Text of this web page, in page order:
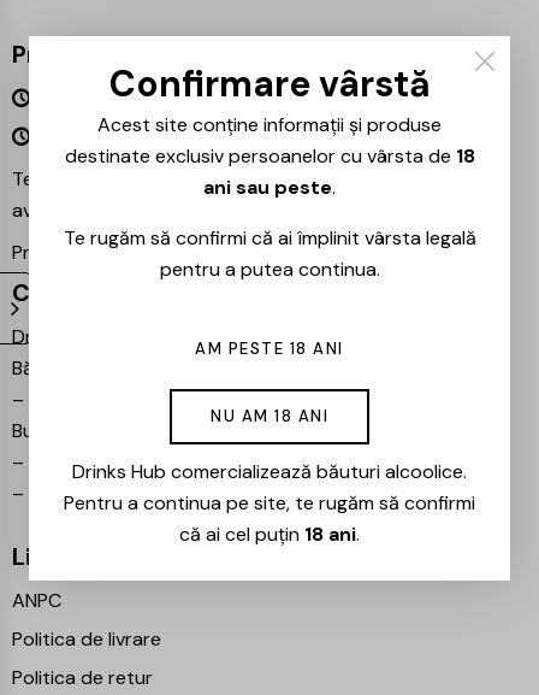
Program
Luni – Vineri 09:00 – 18:00
Sâmbătă – Duminică Închis
Te așteptăm și în magazinul nostru din București –
avem mereu reduceri speciale la băuturile preferate!
Proiecte partenere:Ezotera
Contact
Drinks Hub – Magazin de
Băuturi
–
Bulevardul Iuliu Maniu 7,
București 061102
–
info@drinkshub.ro
–
0725 860 799
Linkuri Utile
ANPC
Politica de livrare
Politica de retur
Confirmare vârstă
Acest site conține informații și produse
destinate exclusiv persoanelor cu vârsta de 18
ani sau peste.
Te rugăm să confirmi că ai împlinit vârsta legală
pentru a putea continua.
AM PESTE 18 ANI
NU AM 18 ANI
Drinks Hub comercializează băuturi alcoolice.
Pentru a continua pe site, te rugăm să confirmi
că ai cel puțin 18 ani.